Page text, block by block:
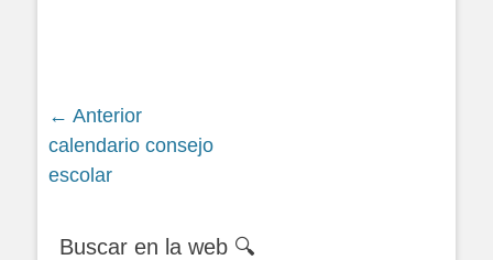
Navegación
de
entradas
← Anterior
Siguiente
entrada:
calendario consejo
escolar
Buscar en la web 🔍